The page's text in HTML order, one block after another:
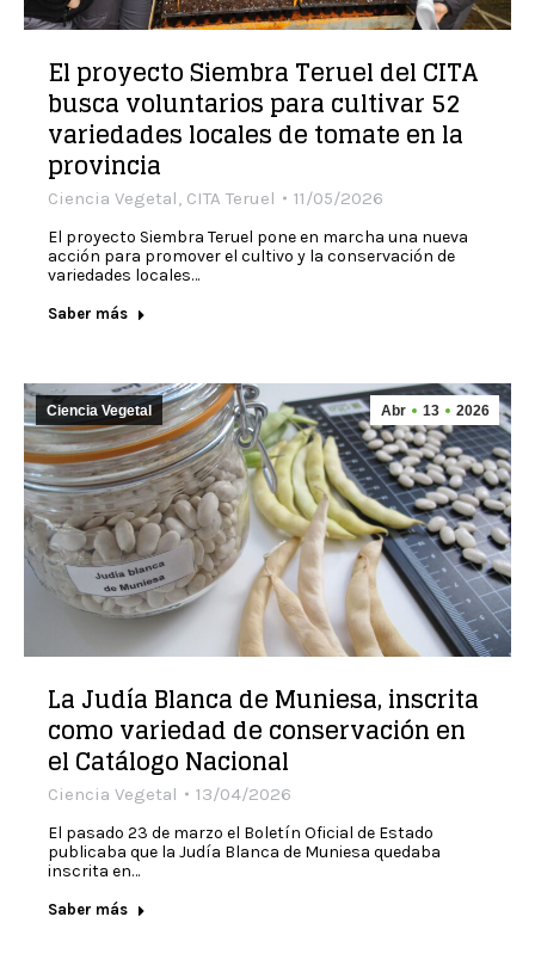
El proyecto Siembra Teruel del CITA
busca voluntarios para cultivar 52
variedades locales de tomate en la
provincia
Ciencia Vegetal, CITA Teruel 11/05/2026
El proyecto Siembra Teruel pone en marcha una nueva
acción para promover el cultivo y la conservación de
variedades locales…
Saber más
Abr 13 2026
Ciencia Vegetal
La Judía Blanca de Muniesa, inscrita
como variedad de conservación en
el Catálogo Nacional
Ciencia Vegetal 13/04/2026
El pasado 23 de marzo el Boletín Oficial de Estado
publicaba que la Judía Blanca de Muniesa quedaba
inscrita en…
Saber más